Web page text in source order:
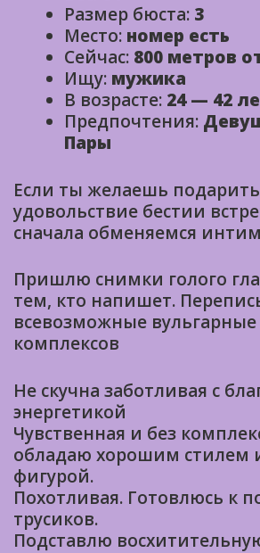
Размер бюста: 3
Место: номер есть
Сейчас: 800 метров
Ищу: мужика
В возрасте: 24 — 42
Предпочтения:
Пары
Если ты желаешь подарить
удовольствие бестии
сначала обменяемся
Пришлю снимки голого
тем, кто напишет.
всевозможные
комплексов
Не скучна заботливая с
энергетикой
Чувственная и без
обладаю хорошим стилем
фигурой.
Похотливая. Готовлюсь к
трусиков.
Подставлю